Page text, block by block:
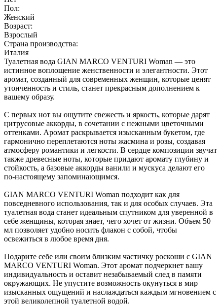
Пол:
Женский
Возраст:
Взрослый
Страна производства:
Италия
Туалетная вода GIAN MARCO VENTURI Woman — это
истинное воплощение женственности и элегантности. Этот
аромат, созданный для современных женщин, которые ценят
утонченность и стиль, станет прекрасным дополнением к
вашему образу.
С первых нот вы ощутите свежесть и яркость, которые дарят
цитрусовые аккорды, в сочетании с нежными цветочными
оттенками. Аромат раскрывается изысканным букетом, где
гармонично переплетаются ноты жасмина и розы, создавая
атмосферу романтики и легкости. В сердце композиции звучат
также древесные ноты, которые придают аромату глубину и
стойкость, а базовые аккорды ванили и мускуса делают его
по-настоящему запоминающимся.
GIAN MARCO VENTURI Woman подходит как для
повседневного использования, так и для особых случаев. Эта
туалетная вода станет идеальным спутником для уверенной в
себе женщины, которая знает, чего хочет от жизни. Объем 50
мл позволяет удобно носить флакон с собой, чтобы
освежиться в любое время дня.
Подарите себе или своим близким частичку роскоши с GIAN
MARCO VENTURI Woman. Этот аромат подчеркнет вашу
индивидуальность и оставит незабываемый след в памяти
окружающих. Не упустите возможность окунуться в мир
изысканных ощущений и наслаждаться каждым мгновением с
этой великолепной туалетной водой.